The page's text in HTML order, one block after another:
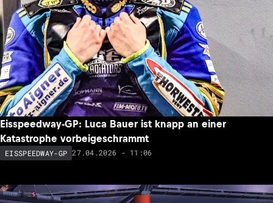
Eisspeedway-GP: Luca Bauer ist knapp an einer
Katastrophe vorbeigeschrammt
EISSPEEDWAY-GP 27.04.2026 - 11:06